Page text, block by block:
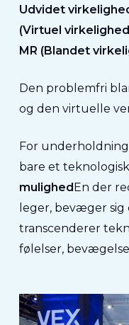
Udvidet
(Virtuel
MR (Blandet
Den problemfri
og den virtuelle
For
bare et
mulighed En der
leger, bevæger sig
transcenderer
følelser,